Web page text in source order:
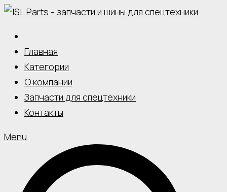
Skip
content
Главная
Категории
О компании
Запчасти для спецтехники
Контакты
Menu